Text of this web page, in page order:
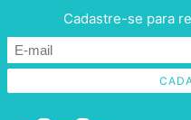
Cadastre-se para